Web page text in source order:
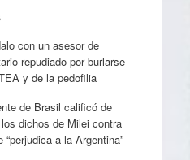
con un asesor de
repudiado por burlarse
y de la pedofilia
de Brasil calificó de
los dichos de Milei contra
“perjudica a la Argentina”